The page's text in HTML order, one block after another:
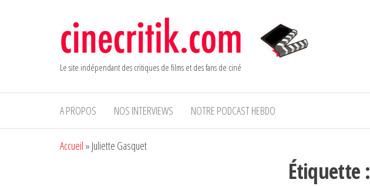
Le site indépendant des critiques de films et des fans de ciné
A PROPOS NOS INTERVIEWS NOTRE PODCAST HEBDO
Accueil » Juliette Gasquet
Étiquette :